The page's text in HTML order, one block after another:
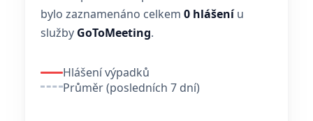
bylo zaznamenáno celkem 0 hlášeníu
služby GoToMeeting.
Hlášení výpadků
Průměr (posledních 7 dní)